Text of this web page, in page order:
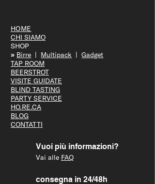
HOME
CHI SIAMO
SHOP
» Birre Multipack |Gadget
TAP ROOM
BEERSTROT
VISITE GUIDATE
BLIND TASTING
PARTY SERVICE
HO.RE.CA
BLOG
CONTATTI
Vuoi più informazioni?
Vai alle FAQ
consegna in 24/48h